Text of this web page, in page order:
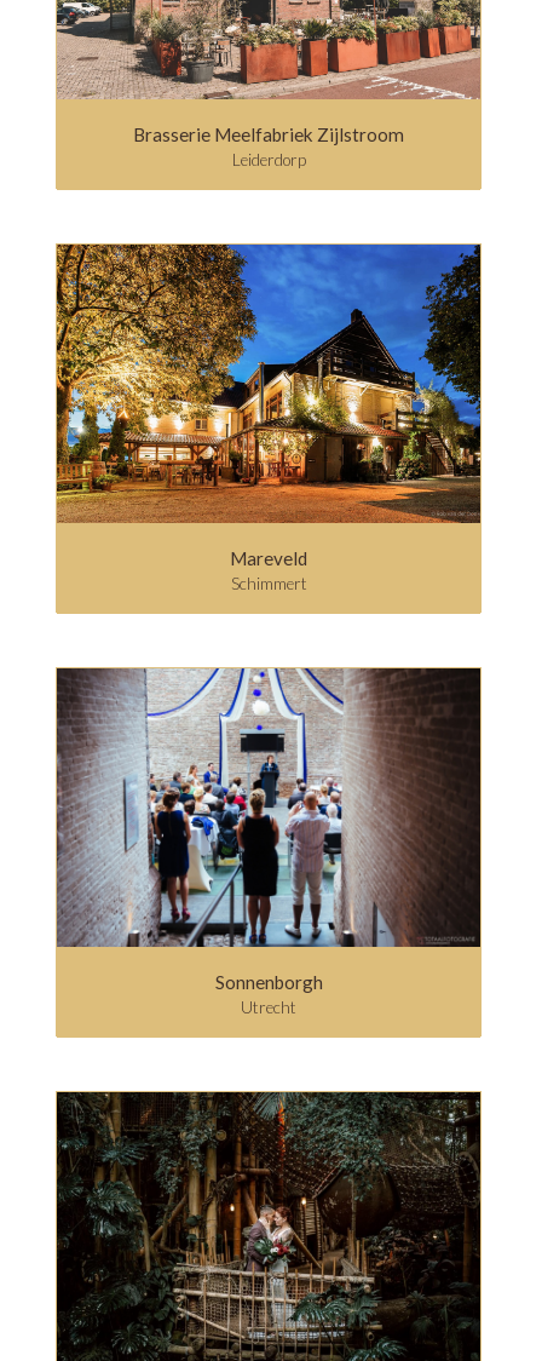
Brasserie Meelfabriek Zijlstroom
Leiderdorp
Mareveld
Schimmert
Sonnenborgh
Utrecht